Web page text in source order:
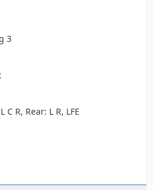
3
R, Rear: L R, LFE